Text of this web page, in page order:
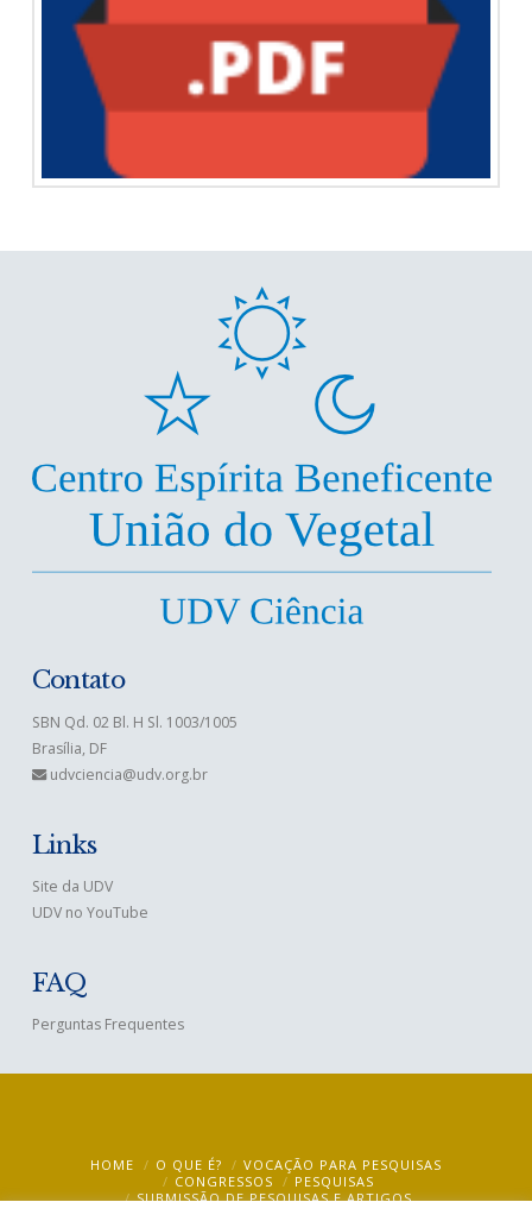
Contato
SBN Qd. 02 Bl. H Sl. 1003/1005
Brasília, DF
udvciencia@udv.org.br
Links
Site da UDV
UDV no YouTube
FAQ
Perguntas Frequentes
HOME O QUE É?
VOCAÇÃO PARA PESQUISAS
CONGRESSOS
PESQUISAS
SUBMISSÃO DE PESQUISAS E ARTIGOS